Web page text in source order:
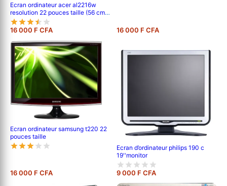
Ecran ordinateur acer al2216w
resolution 22 pouces taille (56 cm)
1680 x 1050 pixels vga
16 000 F CFA 16 000 F CFA
Ecran ordinateur samsung t220 22
pouces taille
16 000 F CFA
Ecran d’ordinateur philips 190 c
19''monitor
9 000 F CFA